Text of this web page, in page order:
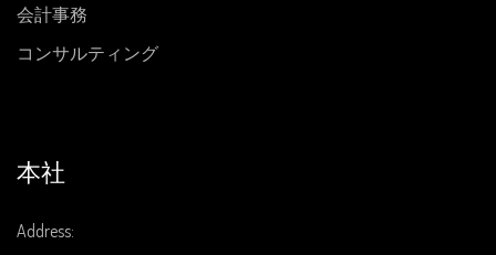
会計事務
コンサルティング
本社
Address: